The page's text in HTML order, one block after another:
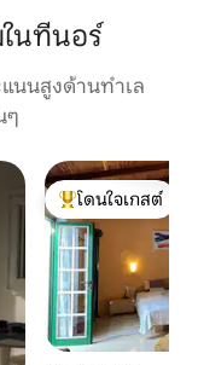
นทีนอร์
นนสูงด้านทำเล
ๆ
โดนใจเกสต์ที่สุด
โดนใจเกสต์